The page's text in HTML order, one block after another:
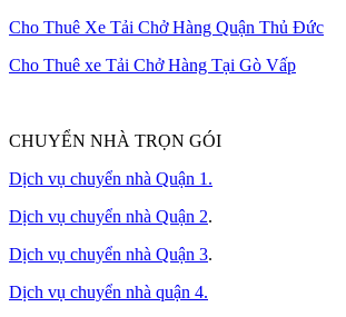
Cho Thuê Xe Tải Chở Hàng Quận Thủ Đức
Cho Thuê xe Tải Chở Hàng Tại Gò Vấp
CHUYỂN NHÀ TRỌN GÓI
Dịch vụ chuyển nhà Quận 1.
Dịch vụ chuyển nhà Quận 2.
Dịch vụ chuyển nhà Quận 3.
Dịch vụ chuyển nhà quận 4.